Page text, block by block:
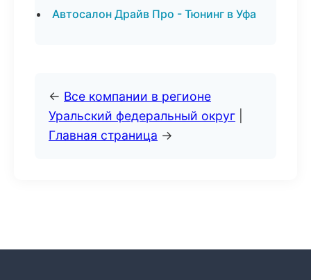
Автосалон Драйв Про - Тюнинг в Уфа
← Все компании в регионе
Уральский федеральный округ
Главная страница →